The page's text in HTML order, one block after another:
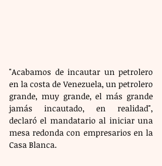
"Acabamos de incautar un petrolero
en la costa de Venezuela, un petrolero
grande, muy grande, el más grande
jamás incautado, en realidad",
declaró el mandatario al iniciar una
mesa redonda con empresarios en la
Casa Blanca.